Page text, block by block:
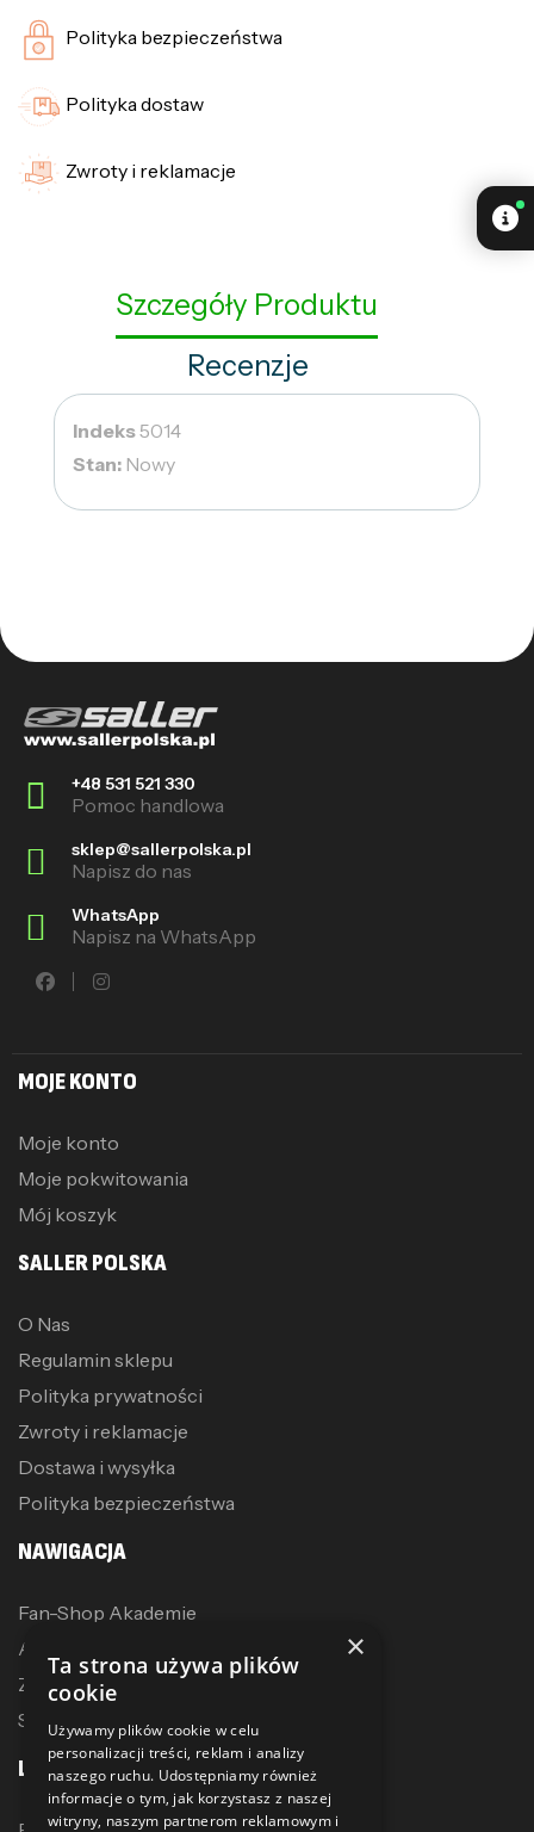
Polityka bezpieczeństwa
Polityka dostaw
Zwroty i reklamacje
Szczegóły Produktu
Recenzje
Indeks5014
Stan: Nowy
+48 531 521 330
Pomoc handlowa
sklep@sallerpolska.pl
Napisz do nas
WhatsApp
Napisz na WhatsApp
MOJE KONTO
Moje konto
Moje pokwitowania
Mój koszyk
SALLER POLSKA
O Nas
Regulamin sklepu
Polityka prywatności
Zwroty i reklamacje
Dostawa i wysyłka
Polityka bezpieczeństwa
NAWIGACJA
Fan-Shop Akademie
Akcesoria treningowe
Zostań dystrybutorem
Sublimacja
LINKI
×
Ta strona używa plików
cookie
Używamy plików cookie w celu
personalizacji treści, reklam i analizy
naszego ruchu. Udostępniamy również
informacje o tym, jak korzystasz z naszej
witryny, naszym partnerom reklamowym i